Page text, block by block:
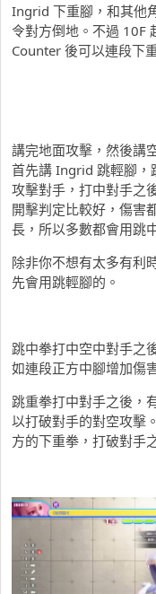
Ingrid 下重腳，和其他
令對方倒地。不過 10F
Counter 後可以連段下
講完地面攻擊，然後講
首先講 Ingrid 跳輕腳，
攻擊對手，打中對手之
開擊判定比較好，傷害
長，所以多數都會用跳
除非你不想有太多有利
先會用跳輕腳的。
跳中拳打中空中對手之
如連段正方中腳增加傷
跳重拳打中對手之後，
以打破對手的對空攻擊
方的下重拳，打破對手